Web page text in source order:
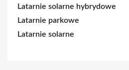
Latarnie solarne hybrydowe
Latarnie parkowe
Latarnie solarne